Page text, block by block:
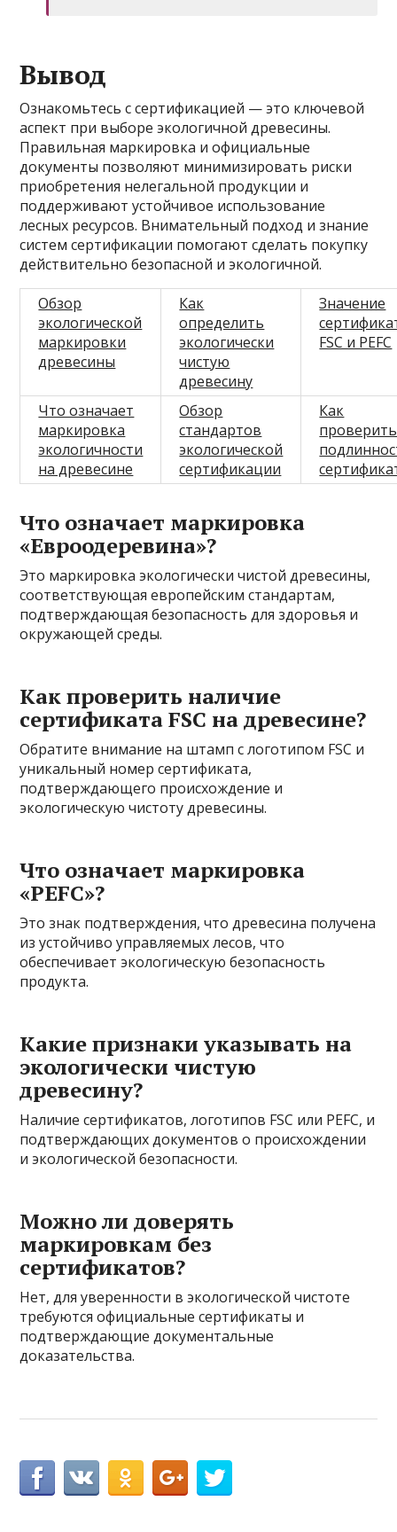
Вывод
Ознакомьтесь с сертификацией — это ключевой
аспект при выборе экологичной древесины.
Правильная маркировка и официальные
документы позволяют минимизировать риски
приобретения нелегальной продукции и
поддерживают устойчивое использование
лесных ресурсов. Внимательный подход и знание
систем сертификации помогают сделать покупку
действительно безопасной и экологичной.
Обзор
экологической
маркировки
древесины
Как
определить
экологически
чистую
древесину
Значение
FSC и PEFC
Что означает
маркировка
экологичности
на древесине
Обзор
стандартов
экологической
сертификации
Как
проверить
Что означает маркировка
«Евроодеревина»?
Это маркировка экологически чистой древесины,
соответствующая европейским стандартам,
подтверждающая безопасность для здоровья и
окружающей среды.
Как проверить наличие
сертификата FSC на древесине?
Обратите внимание на штамп с логотипом FSC и
уникальный номер сертификата,
подтверждающего происхождение и
экологическую чистоту древесины.
Что означает маркировка
«PEFC»?
Это знак подтверждения, что древесина получена
из устойчиво управляемых лесов, что
обеспечивает экологическую безопасность
продукта.
Какие признаки указывать на
экологически чистую
древесину?
Наличие сертификатов, логотипов FSC или PEFC, и
подтверждающих документов о происхождении
и экологической безопасности.
Можно ли доверять
маркировкам без
сертификатов?
Нет, для уверенности в экологической чистоте
требуются официальные сертификаты и
подтверждающие документальные
доказательства.